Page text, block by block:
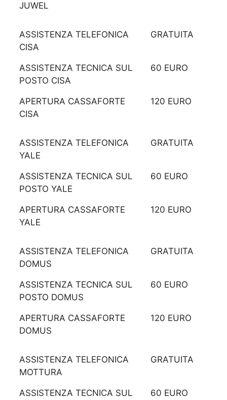
JUWEL
ASSISTENZA TELEFONICA
CISA
GRATUITA
ASSISTENZA TECNICA SUL
POSTO CISA
60 EURO
APERTURA CASSAFORTE
CISA
120 EURO
ASSISTENZA TELEFONICA
YALE
GRATUITA
ASSISTENZA TECNICA SUL
POSTO YALE
60 EURO
APERTURA CASSAFORTE
YALE
120 EURO
ASSISTENZA TELEFONICA
DOMUS
GRATUITA
ASSISTENZA TECNICA SUL
POSTO DOMUS
60 EURO
APERTURA CASSAFORTE
DOMUS
120 EURO
ASSISTENZA TELEFONICA
MOTTURA
GRATUITA
ASSISTENZA TECNICA SUL 60 EURO